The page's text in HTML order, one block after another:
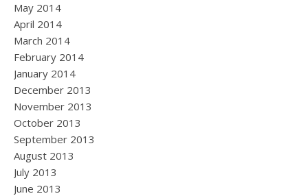
May 2014
April 2014
March 2014
February 2014
January 2014
December 2013
November 2013
October 2013
September 2013
August 2013
July 2013
June 2013